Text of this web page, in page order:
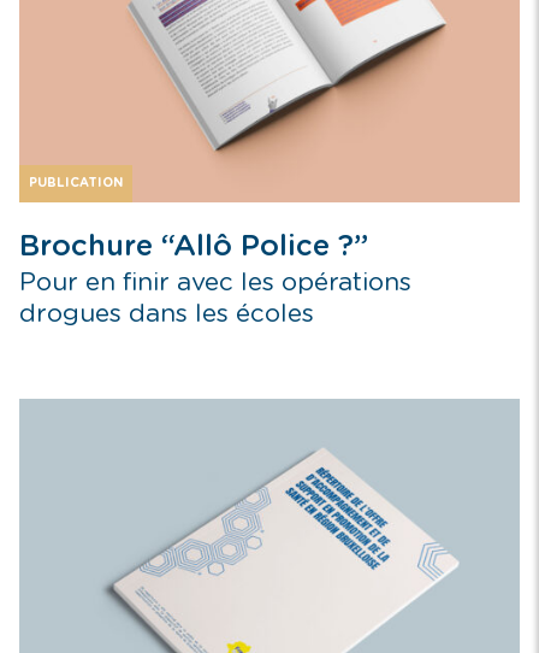
PUBLICATION
Brochure “Allô Police ?”
Pour en finir avec les opérations
drogues dans les écoles